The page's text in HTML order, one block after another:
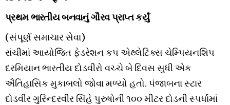
પ્રથમ ભારતીય બનવાનું ગૌરવ પ્રાપ્ત કર્યું
(સંપૂર્ણ સમાચાર સેવા)
રાંચીમાં આયોજિત ફેડરેશન કપ એથ્લેટિક્સ ચેમ્પિયનશિપ
દરમિયાન ભારતીય દોડવીરો વચ્ચે બે દિવસ સુધી એક
ઐતિહાસિક મુકાબલો જોવા મળ્યો હતો. પંજાબના સ્ટાર
દોડવીર ગુરિન્દરવીર સિંહે પુરુષોની ૧૦૦ મીટર દોડની સ્પર્ધામાં